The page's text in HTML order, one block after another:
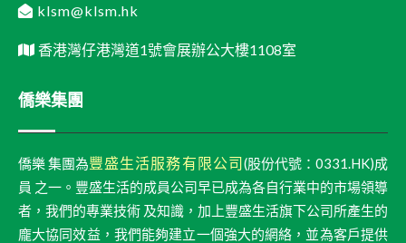
klsm@klsm.hk
香港灣仔港灣道1號會展辦公大樓1108室
僑樂集團
僑樂 集團為豐盛生活服務有限公司(股份代號：0331.HK)成
員 之一。豐盛生活的成員公司早已成為各自行業中的市場領導
者，我們的專業技術 及知識，加上豐盛生活旗下公司所產生的
龐大協同效益，我們能夠建立一個強大的網絡，並為客戶提供